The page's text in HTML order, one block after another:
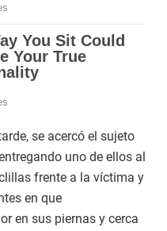
se acercó el sujeto
uno de ellos al
frente a la víctima y
en que
en sus piernas y cerca